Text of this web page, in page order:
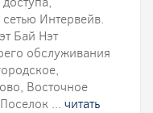
Интервейв.
Бай Нэт
обслуживания
Восточное
... читать